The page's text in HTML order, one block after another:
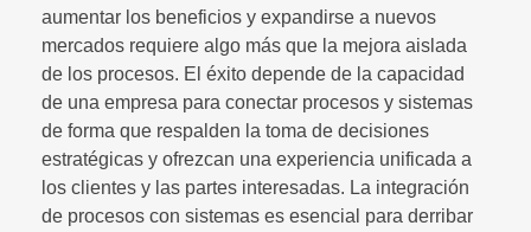
aumentar los beneficios y expandirse a nuevos
mercados requiere algo más que la mejora aislada
de los procesos. El éxito depende de la capacidad
de una empresa para conectar procesos y sistemas
de forma que respalden la toma de decisiones
estratégicas y ofrezcan una experiencia unificada a
los clientes y las partes interesadas. La integración
de procesos con sistemas es esencial para derribar